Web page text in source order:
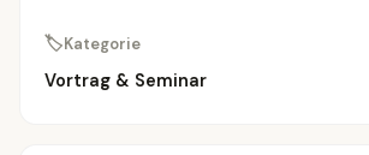
🏷Kategorie
Vortrag & Seminar